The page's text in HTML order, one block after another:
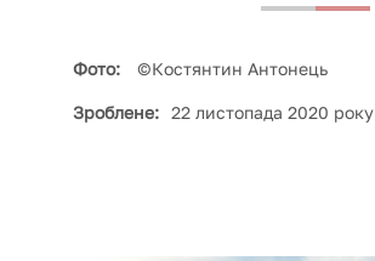
Фото: ©Костянтин Антонець
Зроблене: 22 листопада 2020 року